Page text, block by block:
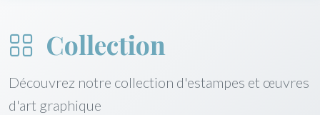
Collection
Découvrez notre collection d'estampes et œuvres
d'art graphique